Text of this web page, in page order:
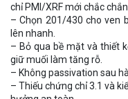
chỉ PMI/XRF mới chắc chắn.
– Chọn 201/430 cho ven
lên nhanh.
– Bỏ qua bề mặt và thiết
giữ muối làm tăng rỗ.
– Không passivation sau
– Thiếu chứng chỉ 3.1 và